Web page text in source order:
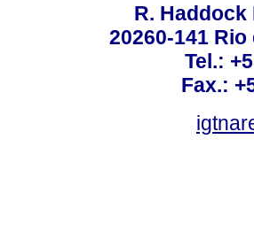
R. Haddock
20260-141
Tel.:
Fax.: